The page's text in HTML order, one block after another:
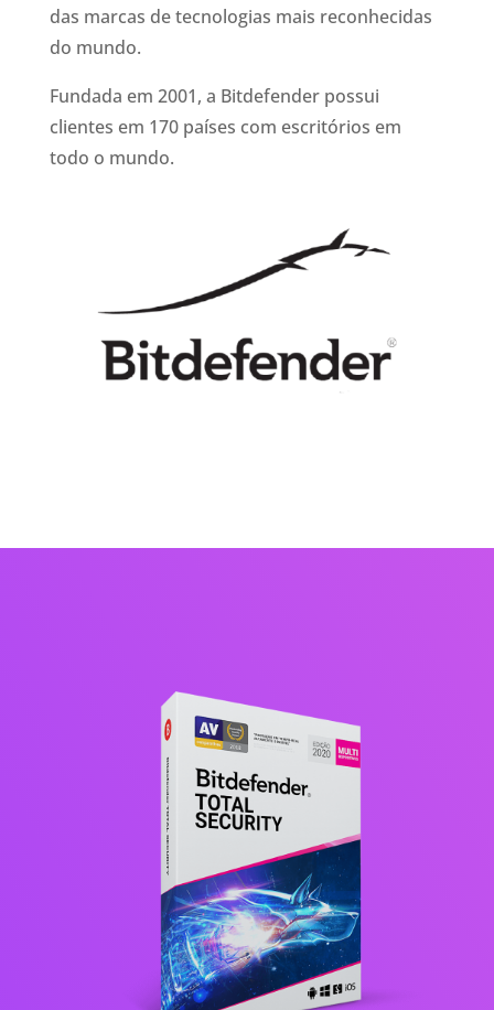
das marcas de tecnologias mais reconhecidas
do mundo.
Fundada em 2001, a Bitdefender possui
clientes em 170 países com escritórios em
todo o mundo.